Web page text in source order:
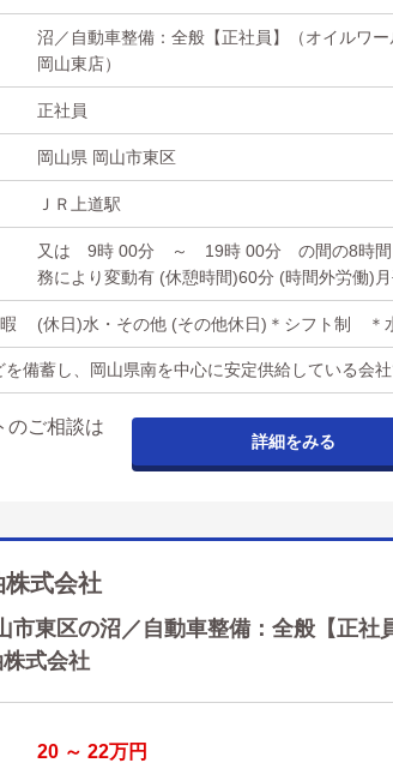
沼／自動車整備：全般【正社員】（オイルワー
岡山東店）
正社員
岡山県 岡山市東区
ＪＲ上道駅
又は 9時 00分 ～ 19時 00分 の間の8時間
務により変動有 (休憩時間)60分 (時間外労働)
(休日)水・その他 (その他休日)＊シフト制 ＊
を備蓄し、岡山県南を中心に安定供給している会社
のご相談は
詳細をみる
式会社
市東区の沼／自動車整備：全般【正
株式会社
20 ～ 22万円